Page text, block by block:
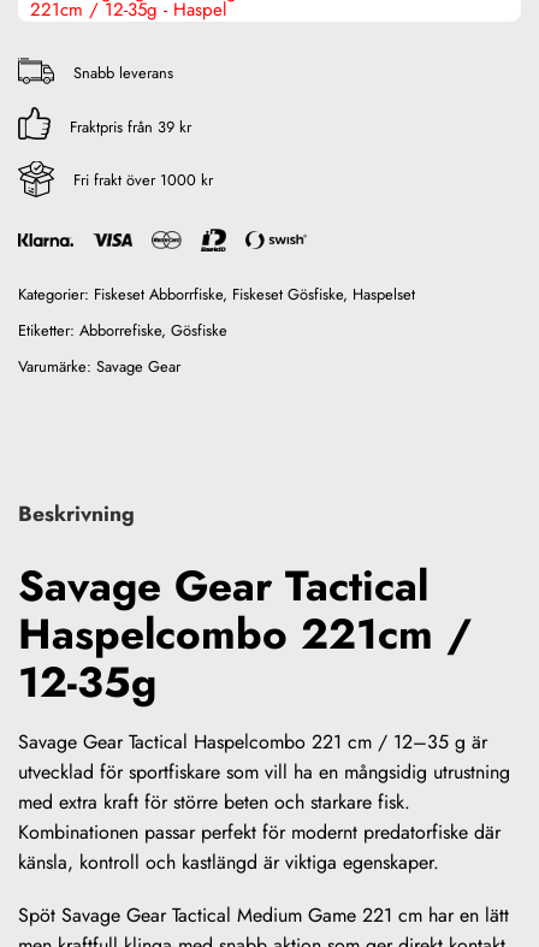
221cm / 12-35g - Haspel
Snabb leverans
Fraktpris från 39 kr
Fri frakt över 1000 kr
Kategorier: Fiskeset Abborrfiske, Fiskeset Gösfiske, Haspelset
Etiketter: Abborrefiske, Gösfiske
Varumärke: Savage Gear
Beskrivning
Savage Gear Tactical
Haspelcombo 221cm /
12-35g
Savage Gear Tactical Haspelcombo 221 cm / 12–35 g är
utvecklad för sportfiskare som vill ha en mångsidig utrustning
med extra kraft för större beten och starkare fisk.
Kombinationen passar perfekt för modernt predatorfiske där
känsla, kontroll och kastlängd är viktiga egenskaper.
Spöt Savage Gear Tactical Medium Game 221 cm har en lätt